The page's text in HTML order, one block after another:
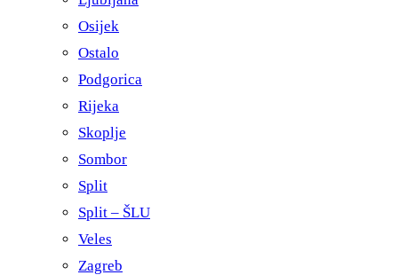
Osijek
Ostalo
Podgorica
Rijeka
Skoplje
Sombor
Split
Split – ŠLU
Veles
Zagreb